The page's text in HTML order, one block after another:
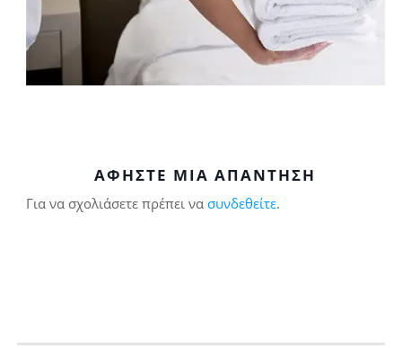
ΑΦΉΣΤΕ ΜΙΑ ΑΠΆΝΤΗΣΗ
Για να σχολιάσετε πρέπει να συνδεθείτε.